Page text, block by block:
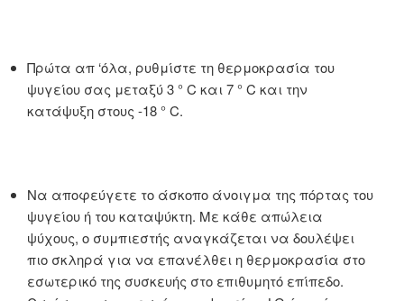
Πρώτα απ ‘όλα, ρυθμίστε τη θερμοκρασία του
ψυγείου σας μεταξύ 3 ° C και 7 ° C και την
κατάψυξη στους -18 ° C.
Να αποφεύγετε το άσκοπο άνοιγμα της πόρτας του
ψυγείου ή του καταψύκτη. Με κάθε απώλεια
ψύχους, ο συμπιεστής αναγκάζεται να δουλέψει
πιο σκληρά για να επανέλθει η θερμοκρασία στο
εσωτερικό της συσκευής στο επιθυμητό επίπεδο.